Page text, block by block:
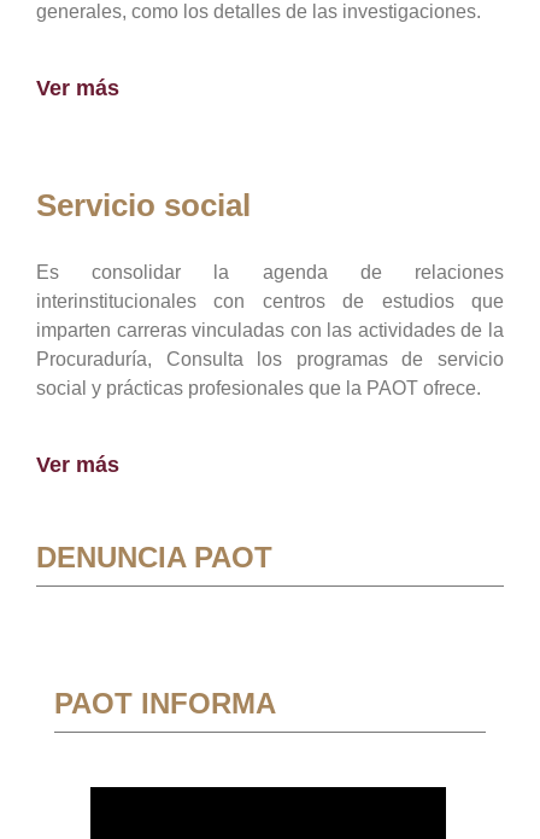
generales, como los detalles de las investigaciones.
Ver más
Servicio social
Es consolidar la agenda de relaciones
interinstitucionales con centros de estudios que
imparten carreras vinculadas con las actividades de la
Procuraduría, Consulta los programas de servicio
social y prácticas profesionales que la PAOT ofrece.
Ver más
DENUNCIA PAOT
PAOT INFORMA